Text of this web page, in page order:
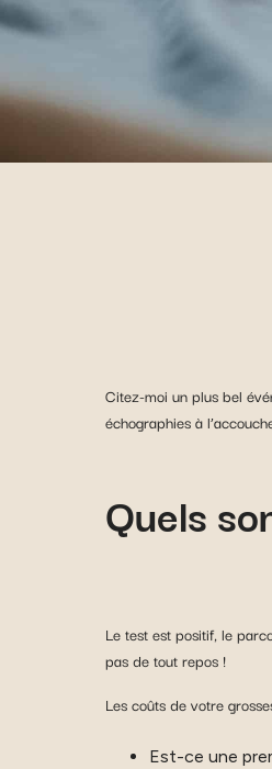
Citez-moi un plus bel
échographies à
Quels
Le test est positif, le
pas de tout repos !
Les coûts de votre
Est-ce une